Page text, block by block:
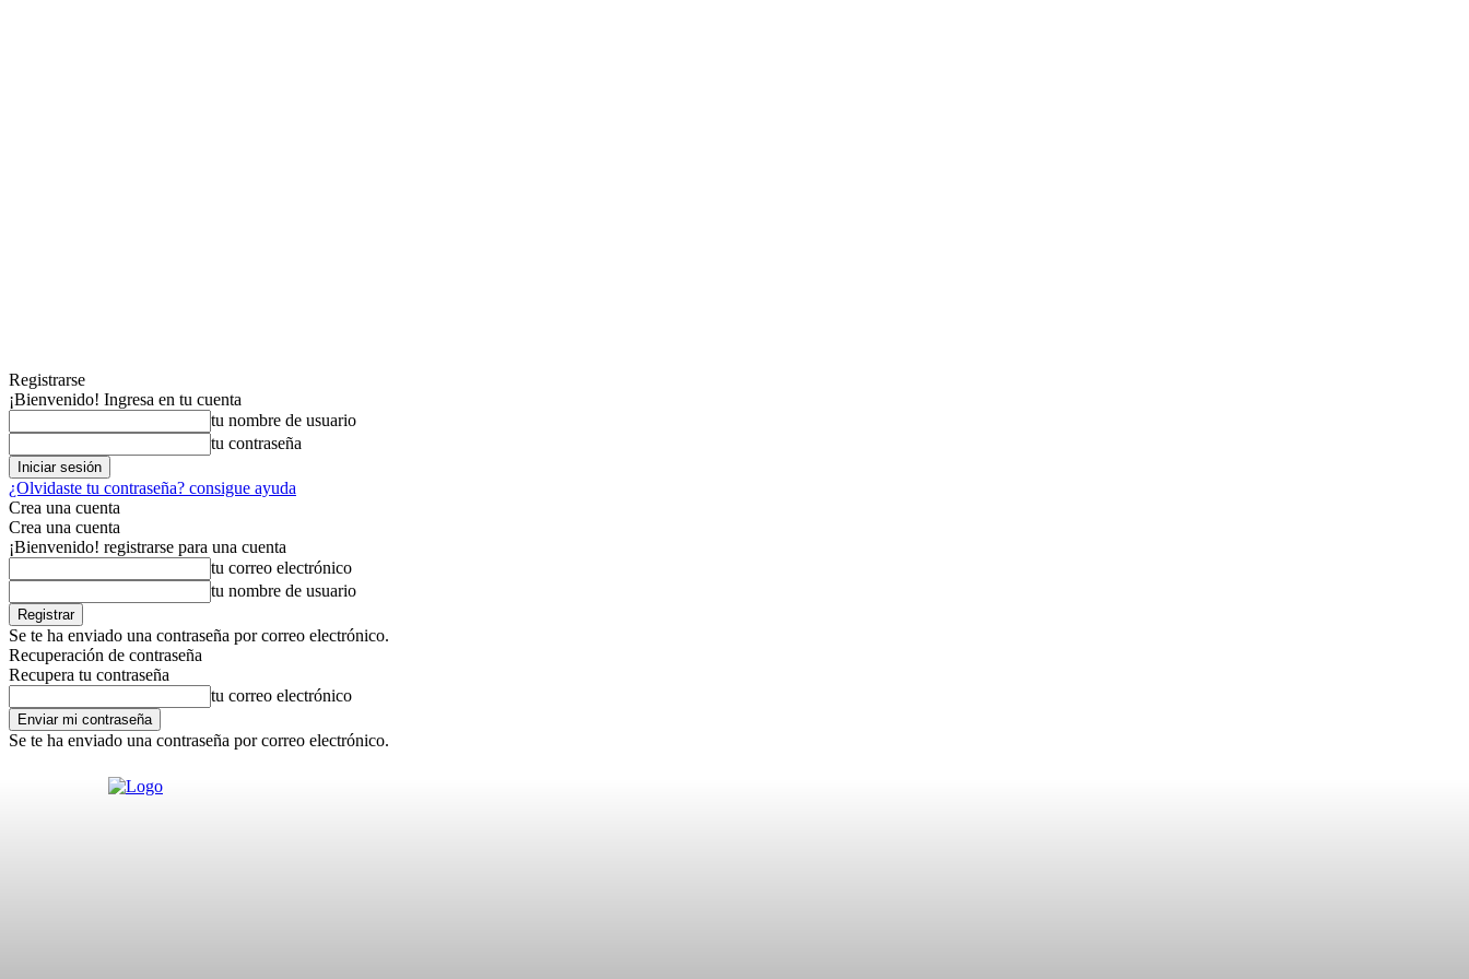
Registrarse
¡Bienvenido! Ingresa en tu cuenta
tu nombre de usuario
tu contraseña
¿Olvidaste tu contraseña? consigue ayuda
Crea una cuenta
Crea una cuenta
¡Bienvenido! registrarse para una cuenta
tu correo electrónico
tu nombre de usuario
Se te ha enviado una contraseña por correo electrónico.
Recuperación de contraseña
Recupera tu contraseña
tu correo electrónico
Se te ha enviado una contraseña por correo electrónico.